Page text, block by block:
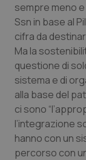
Sangue
Tiroide
Tumore
Tumore
Tumori
sempre meno
Ssn in base al
cifra da
Ma la
questione di
sistema e di
alla base del
ci sono
l’integrazione
hanno con un
percorso con